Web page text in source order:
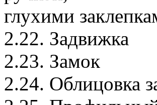
глухими
2.22. Задвижка
2.23. Замок
2.24. Облицовка